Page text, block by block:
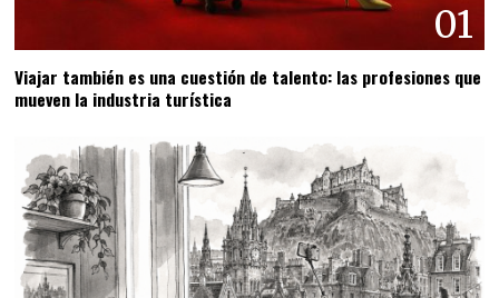
01
Viajar también es una cuestión de talento: las profesiones que
mueven la industria turística